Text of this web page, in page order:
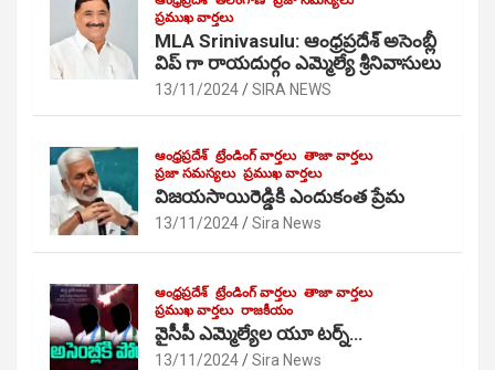
ప్రముఖ వార్తలు
MLA Srinivasulu: ఆంధ్రప్రదేశ్ అసెంబ్లీ
విప్ గా రాయదుర్గం ఎమ్మెల్యే శ్రీనివాసులు
13/11/2024 SIRA NEWS
ఆంధ్రప్రదేశ్ ట్రేండింగ్ వార్తలు తాజా వార్తలు
ప్రజా సమస్యలు ప్రముఖ వార్తలు
విజయసాయిరెడ్డికి ఎందుకంత ప్రేమ
13/11/2024 Sira News
ఆంధ్రప్రదేశ్ ట్రేండింగ్ వార్తలు తాజా వార్తలు
ప్రముఖ వార్తలు రాజకీయం
వైసీపీ ఎమ్మెల్యేల యూ టర్న్…
13/11/2024 Sira News